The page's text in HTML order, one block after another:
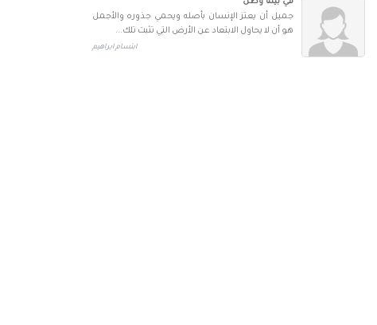
جميل أن يعتز الإنسان بأصله ويحمي جذوره والأجمل
هو أن لا يحاول الابتعاد عن الأرض التي تثبت تلك...
ابتسام ابراهيم